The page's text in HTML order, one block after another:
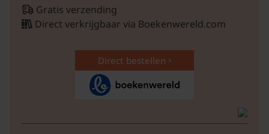
Gratis verzending
Direct verkrijgbaar via Boekenwereld.com
Direct bestellen